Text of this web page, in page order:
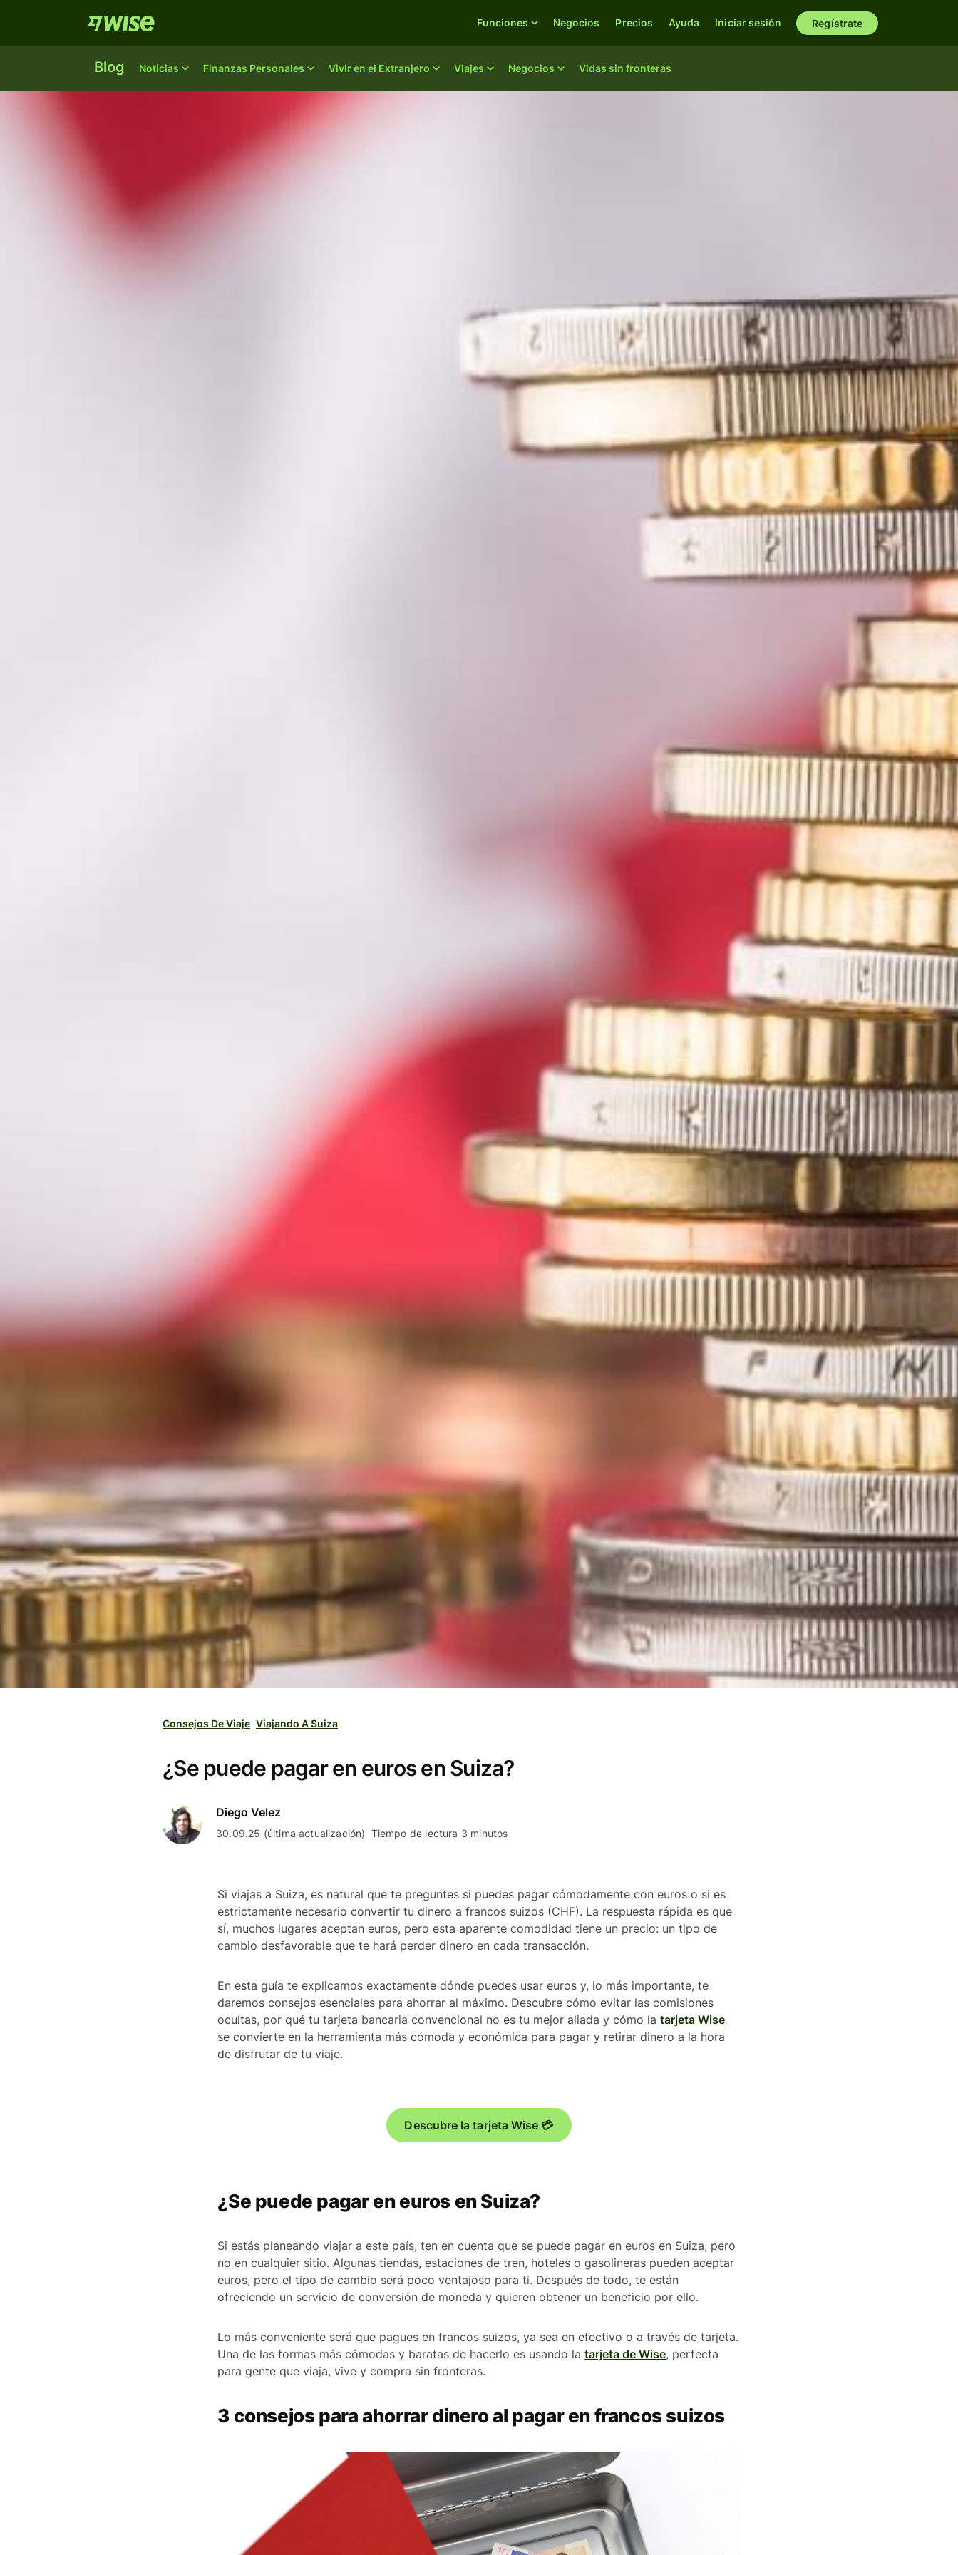
Blog Noticias Finanzas Personales Vivir en el Extranjero Viajes Negocios Vidas sin fronteras
Funciones Negocios Precios Ayuda Iniciar sesión Regístrate
Consejos De Viaje Viajando A Suiza
¿Se puede pagar en euros en Suiza?
Diego Velez
30.09.25 (última actualización) Tiempo de lectura 3 minutos
Si viajas a Suiza, es natural que te preguntes si puedes pagar cómodamente con euros o si es
estrictamente necesario convertir tu dinero a francos suizos (CHF). La respuesta rápida es que
sí, muchos lugares aceptan euros, pero esta aparente comodidad tiene un precio: un tipo de
cambio desfavorable que te hará perder dinero en cada transacción.
En esta guía te explicamos exactamente dónde puedes usar euros y, lo más importante, te
daremos consejos esenciales para ahorrar al máximo. Descubre cómo evitar las comisiones
ocultas, por qué tu tarjeta bancaria convencional no es tu mejor aliada y cómo latarjeta Wise
se convierte en la herramienta más cómoda y económica para pagar y retirar dinero a la hora
de disfrutar de tu viaje.
Descubre la tarjeta Wise 💳
¿Se puede pagar en euros en Suiza?
Si estás planeando viajar a este país, ten en cuenta que se puede pagar en euros en Suiza, pero
no en cualquier sitio. Algunas tiendas, estaciones de tren, hoteles o gasolineras pueden aceptar
euros, pero el tipo de cambio será poco ventajoso para ti. Después de todo, te están
ofreciendo un servicio de conversión de moneda y quieren obtener un beneficio por ello.
Lo más conveniente será que pagues en francos suizos, ya sea en efectivo o a través de tarjeta.
Una de las formas más cómodas y baratas de hacerlo es usando latarjeta de Wise, perfecta
para gente que viaja, vive y compra sin fronteras.
3 consejos para ahorrar dinero al pagar en francos suizos